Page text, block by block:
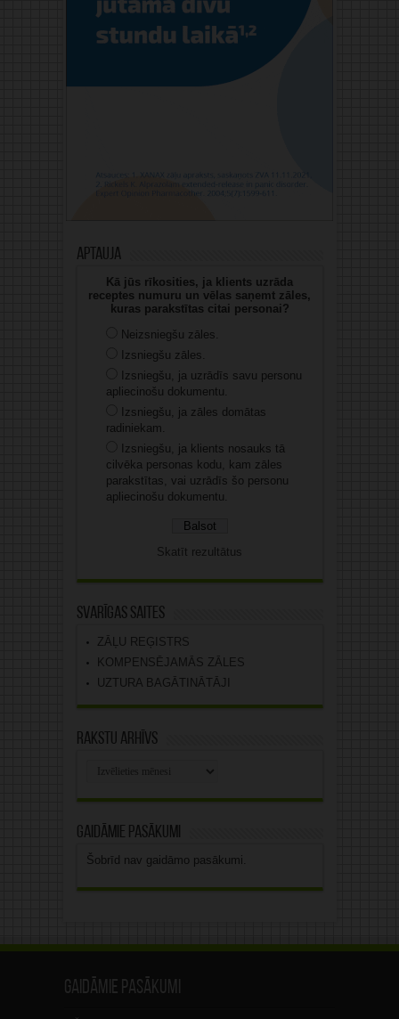
Aptauja
Kā jūs rīkosities, ja klients uzrāda
receptes numuru un vēlas saņemt zāles,
kuras parakstītas citai personai?
Neizsniegšu zāles.
Izsniegšu zāles.
Izsniegšu, ja uzrādīs savu personu
apliecinošu dokumentu.
Izsniegšu, ja zāles domātas
radiniekam.
Izsniegšu, ja klients nosauks tā
cilvēka personas kodu, kam zāles
parakstītas, vai uzrādīs šo personu
apliecinošu dokumentu.
Skatīt rezultātus
Svarīgas saites
ZĀĻU REĢISTRS
KOMPENSĒJAMĀS ZĀLES
UZTURA BAGĀTINĀTĀJI
Rakstu arhīvs
Gaidāmie pasākumi
Šobrīd nav gaidāmo pasākumi.
Gaidāmie pasākumi